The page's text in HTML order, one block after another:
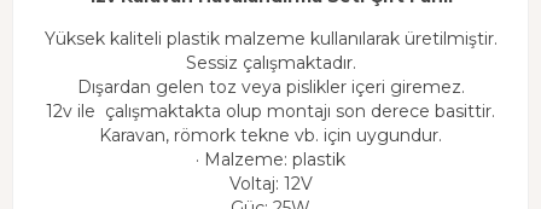
Yüksek kaliteli plastik malzeme kullanılarak üretilmiştir.
Sessiz çalışmaktadır.
Dışardan gelen toz veya pislikler içeri giremez.
12v ile çalışmaktakta olup montajı son derece basittir.
Karavan, römork tekne vb. için uygundur.
· Malzeme: plastik
Voltaj: 12V